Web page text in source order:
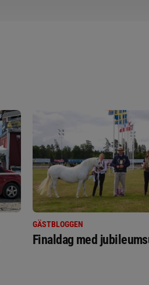
GÄSTBLOGGEN
Finaldag med